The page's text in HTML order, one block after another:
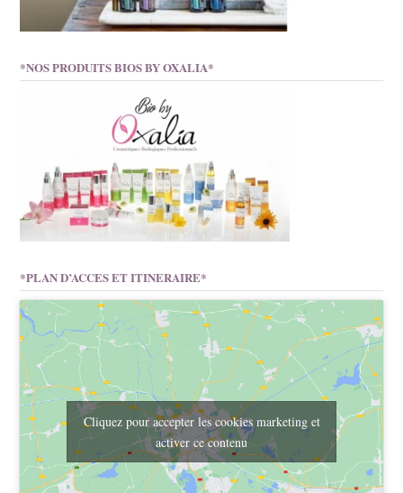
*NOS PRODUITS BIOS BY OXALIA*
*PLAN D’ACCES ET ITINERAIRE*
Cliquez pour accepter les cookies marketing et
activer ce contenu